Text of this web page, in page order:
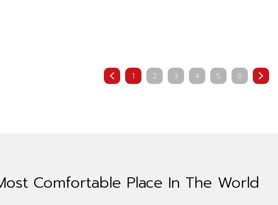
1 2 3 4 5 6
Comfortable Place In The World